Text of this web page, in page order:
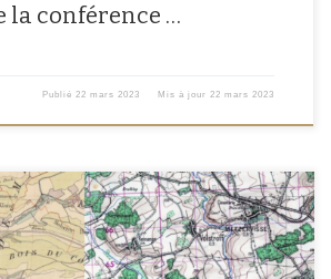
la conférence …
Publié 22 mars 2023 Mis à jour 22 mars 2023